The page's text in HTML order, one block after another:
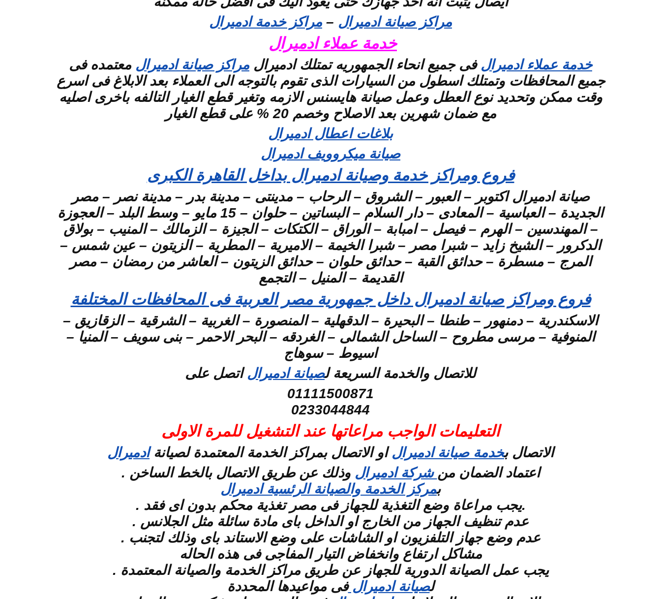
مراكز صيانة ادميرال – مراكز خدمة ادميرال
خدمة عملاء ادميرال
خدمة عملاء ادميرال فى جميع انحاء الجمهوريه تمتلك ادميرال مراكز صيانة ادميرال معتمده فى
جميع المحافظات وتمتلك اسطول من السيارات الذى تقوم بالتوجه الى العملاء بعد الابلاغ فى اسرع
وقت ممكن وتحديد نوع العطل وعمل صيانة هايسنس الازمه وتغير قطع الغيار التالفه باخرى اصليه
مع ضمان شهرين بعد الاصلاح وخصم 20 % على قطع الغيار
بلاغات اعطال ادميرال
صيانة ميكروويف ادميرال
فروع ومراكز خدمة وصيانة ادميرال بداخل القاهرة الكبرى
صيانة ادميرال اكتوبر – العبور – الشروق – الرحاب – مدينتى – مدينة بدر – مدينة نصر – مصر
الجديدة – العباسية – المعادى – دار السلام – البساتين – حلوان – 15 مايو – وسط البلد – العجوزة
– المهندسين – الهرم – فيصل – امبابة – الوراق – الكتكات – الجيزة – الزمالك – المنيب – بولاق
الدكرور – الشيخ زايد – شبرا مصر – شبرا الخيمة – الاميرية – المطرية – الزيتون – عين شمس –
المرج – مسطرة – حدائق القبة – حدائق حلوان – حدائق الزيتون – العاشر من رمضان – مصر
القديمة – المنيل – التجمع
فروع ومراكز صيانة ادميرال داخل جمهورية مصر العربية فى المحافظات المختلفة
الاسكندرية – دمنهور – طنطا – البحيرة – الدقهلية – المنصورة – الغربية – الشرقية – الزقازيق –
المنوفية – مرسى مطروح – الساحل الشمالى – الغردقه – البحر الاحمر – بنى سويف – المنيا –
اسيوط – سوهاج
للاتصال والخدمة السريعة لصيانة ادميرالاتصل على
01111500871
0233044844
التعليمات الواجب مراعاتها عند التشغيل للمرة الاولى
الاتصال بخدمة صيانة ادميرالاو الاتصال بمراكز الخدمة المعتمدة لصيانةادميرال
اعتماد الضمان من شركة ادميرال وذلك عن طريق الاتصال بالخط الساخن .
بمركز الخدمة والصيانة الرئسية ادميرال
.يجب مراعاة وضع التغذية للجهاز فى مصر تغذية محكم بدون اى فقد .
عدم تنظيف الجهاز من الخارج او الداخل باى مادة سائلة مثل الجلانس .
عدم وضع جهاز التلفزيون او الشاشات على وضع الاستاند باى وذلك لتجنب .
مشاكل ارتفاع وانخفاض التيار المفاجى فى هذه الحاله
يجب عمل الصيانة الدورية للجهاز عن طريق مراكز الخدمة والصيانة المعتمدة .
لصيانة ادميرالفى مواعيدها المحددة